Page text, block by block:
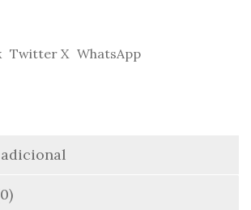
Twitter X WhatsApp